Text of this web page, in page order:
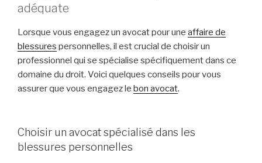
adéquate
Lorsque vous engagez un avocat pour une affaire de
blessures personnelles, il est crucial de choisir un
professionnel qui se spécialise spécifiquement dans ce
domaine du droit. Voici quelques conseils pour vous
assurer que vous engagez le bon avocat.
Choisir un avocat spécialisé dans les
blessures personnelles